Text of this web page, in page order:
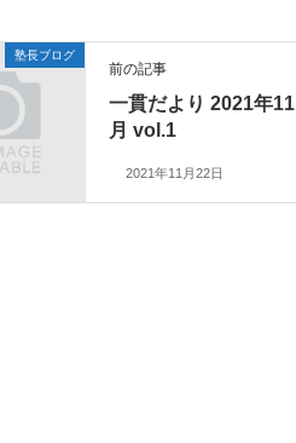
塾長ブログ
前の記事
一貫だより 2021年11
月 vol.1
2021年11月22日